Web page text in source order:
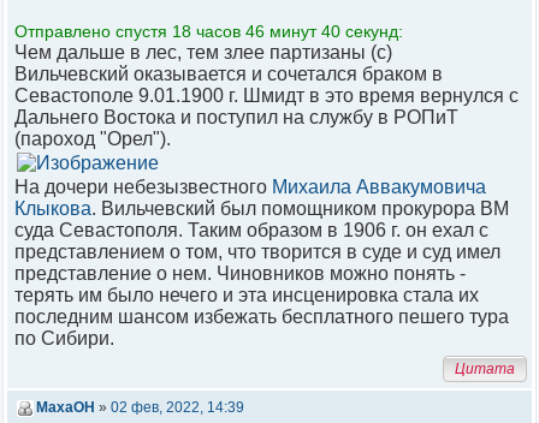
Отправлено спустя 18 часов 46 минут 40 секунд:
Чем дальше в лес, тем злее партизаны (с)
Вильчевский оказывается и сочетался браком в
Севастополе 9.01.1900 г. Шмидт в это время вернулся с
Дальнего Востока и поступил на службу в РОПиТ
(пароход "Орел").
На дочери небезызвестного Михаила Аввакумовича
Клыкова. Вильчевский был помощником прокурора ВМ
суда Севастополя. Таким образом в 1906 г. он ехал с
представлением о том, что творится в суде и суд имел
представление о нем. Чиновников можно понять -
терять им было нечего и эта инсценировка стала их
последним шансом избежать бесплатного пешего тура
по Сибири.
Цитата
МахаОН » 02 фев, 2022, 14:39